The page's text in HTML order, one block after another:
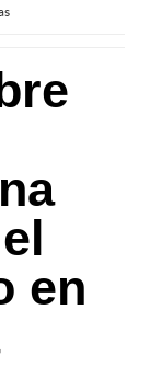
en